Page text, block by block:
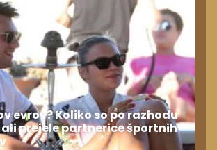
evrov? Koliko so po razhodu
prejele partnerice športnih